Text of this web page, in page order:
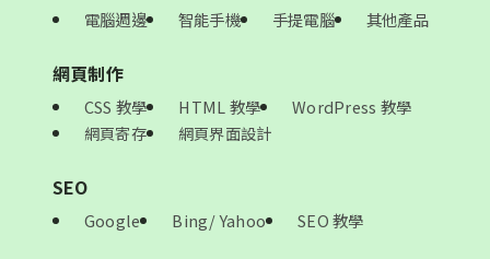
電腦週邊 智能手機 手提電腦 其他產品
網頁制作
CSS 教學 HTML 教學
WordPress 教學
網頁寄存
網頁界面設計
SEO
Google Bing/ Yahoo SEO 教學